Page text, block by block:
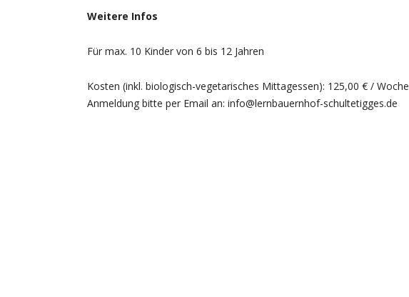
Weitere Infos
Für max. 10 Kinder von 6 bis 12 Jahren
Kosten (inkl. biologisch-vegetarisches Mittagessen): 125,00 € / Woche
Anmeldung bitte per Email an: info@lernbauernhof-schultetigges.de